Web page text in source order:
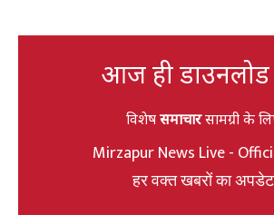
आज ही
विशेषसमाचारसामग्री के
Mirzapur News Live -
हर वक्त खबरों का अपडेट